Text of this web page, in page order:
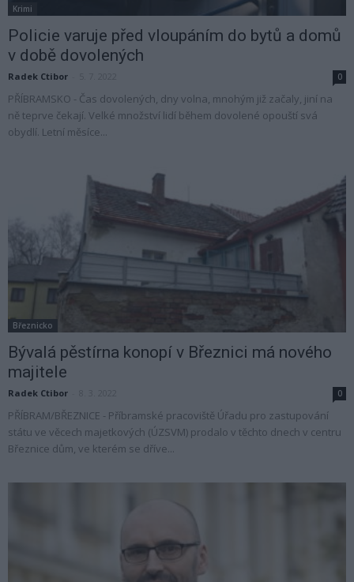
Krimi
Policie varuje před vloupáním do bytů a domů
v době dovolených
Radek Ctibor 0
PŘÍBRAMSKO - Čas dovolených, dny volna, mnohým již začaly, jiní na
ně teprve čekají. Velké množství lidí během dovolené opouští svá
obydlí. Letní měsíce...
Březnicko
Bývalá pěstírna konopí v Březnici má nového
majitele
Radek Ctibor 0
PŘÍBRAM/BŘEZNICE - Příbramské pracoviště Úřadu pro zastupování
státu ve věcech majetkových (ÚZSVM) prodalo v těchto dnech v centru
Březnice dům, ve kterém se dříve...